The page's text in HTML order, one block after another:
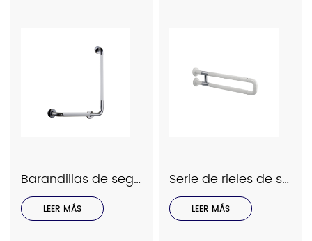
Barandillas de seguridad Interhasa serie modelo 9058
LEER MÁS
Serie de rieles de seguridad Interhasa modelo 9039
LEER MÁS